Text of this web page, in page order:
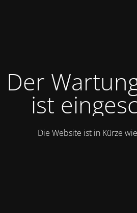
Der
ist
Die Website ist in Kürze